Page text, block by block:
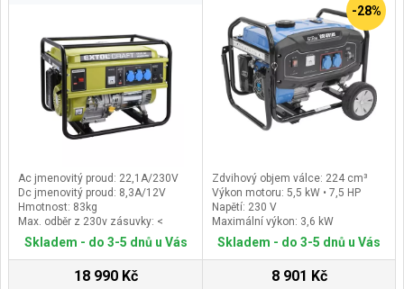
Ac jmenovitý proud: 22,1A/230V
Dc jmenovitý proud: 8,3A/12V
Hmotnost: 83kg
Max. odběr z 230v zásuvky: <
3,5kW
Skladem - do 3-5 dnů u Vás
18 990 Kč
-28%
Zdvihový objem válce: 224 cm³
Výkon motoru: 5,5 kW • 7,5 HP
Napětí: 230 V
Maximální výkon: 3,6 kW
Skladem - do 3-5 dnů u Vás
8 901 Kč